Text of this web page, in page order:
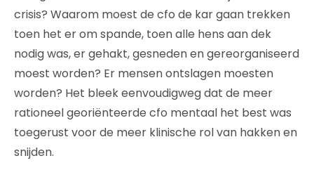
crisis? Waarom moest de cfo de kar gaan trekken
toen het er om spande, toen alle hens aan dek
nodig was, er gehakt, gesneden en gereorganiseerd
moest worden? Er mensen ontslagen moesten
worden? Het bleek eenvoudigweg dat de meer
rationeel georiënteerde cfo mentaal het best was
toegerust voor de meer klinische rol van hakken en
snijden.